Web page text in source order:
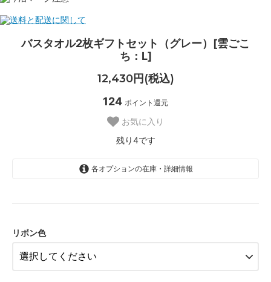
バスタオル2枚ギフトセット（グレー）[雲ごこ
ち：L]
12,430円(税込)
124 ポイント還元
お気に入り
残り4です
各オプションの在庫・詳細情報
リボン色